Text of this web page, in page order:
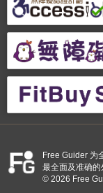
Free Guider 为
最全面及准确的
© 2026 Free